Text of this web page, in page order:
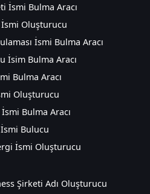
İsmi Bulma Aracı
Oluşturucu
İsmi Bulma Aracı
İsim Bulma Aracı
Bulma Aracı
Oluşturucu
Bulma Aracı
Bulucu
İsmi Oluşturucu
Şirketi Adı Oluşturucu